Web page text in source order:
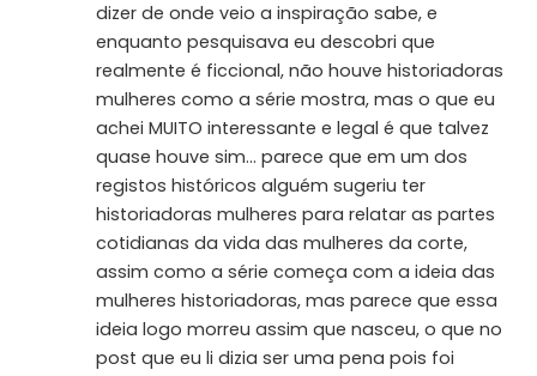
dizer de onde veio a inspiração sabe, e
enquanto pesquisava eu descobri que
realmente é ficcional, não houve historiadoras
mulheres como a série mostra, mas o que eu
achei MUITO interessante e legal é que talvez
quase houve sim… parece que em um dos
registos históricos alguém sugeriu ter
historiadoras mulheres para relatar as partes
cotidianas da vida das mulheres da corte,
assim como a série começa com a ideia das
mulheres historiadoras, mas parece que essa
ideia logo morreu assim que nasceu, o que no
post que eu li dizia ser uma pena pois foi